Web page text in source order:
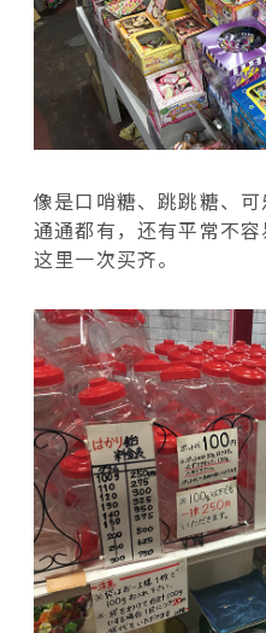
像是口哨糖、跳跳糖、
通通都有，还有平常不
这里一次买齐。